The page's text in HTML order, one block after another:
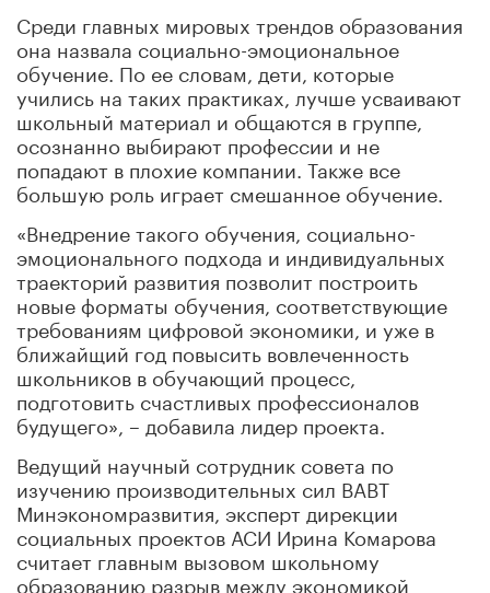
Среди главных мировых трендов образования
она назвала социально-эмоциональное
обучение. По ее словам, дети, которые
учились на таких практиках, лучше усваивают
школьный материал и общаются в группе,
осознанно выбирают профессии и не
попадают в плохие компании. Также все
большую роль играет смешанное обучение.
«Внедрение такого обучения, социально-
эмоционального подхода и индивидуальных
траекторий развития позволит построить
новые форматы обучения, соответствующие
требованиям цифровой экономики, и уже в
ближайщий год повысить вовлеченность
школьников в обучающий процесс,
подготовить счастливых профессионалов
будущего», – добавила лидер проекта.
Ведущий научный сотрудник совета по
изучению производительных сил ВАВТ
Минэкономразвития, эксперт дирекции
социальных проектов АСИ Ирина Комарова
считает главным вызовом школьному
образованию разрыв между экономикой